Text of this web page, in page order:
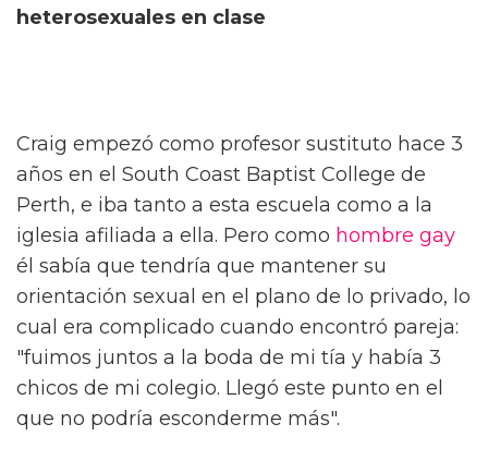
heterosexuales en clase
Craig empezó como profesor sustituto hace 3
años en el South Coast Baptist College de
Perth, e iba tanto a esta escuela como a la
iglesia afiliada a ella. Pero como hombre gay
él sabía que tendría que mantener su
orientación sexual en el plano de lo privado, lo
cual era complicado cuando encontró pareja:
"fuimos juntos a la boda de mi tía y había 3
chicos de mi colegio. Llegó este punto en el
que no podría esconderme más".